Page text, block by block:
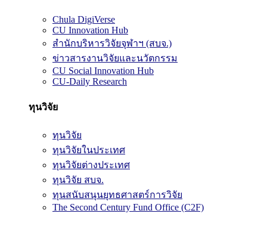
Chula DigiVerse
CU Innovation Hub
สำนักบริหารวิจัยจุฬาฯ (สบจ.)
ข่าวสารงานวิจัยและนวัตกรรม
CU Social Innovation Hub
CU-Daily Research
ทุนวิจัย
ทุนวิจัย
ทุนวิจัยในประเทศ
ทุนวิจัยต่างประเทศ
ทุนวิจัย สบจ.
ทุนสนับสนุนยุทธศาสตร์การวิจัย
The Second Century Fund Office (C2F)